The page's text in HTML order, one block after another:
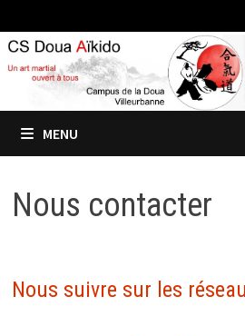
au
contenu
MENU
Nous contacter
Nous suivre sur les